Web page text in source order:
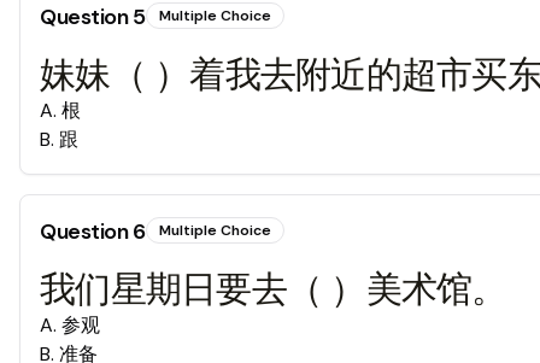
Question5 Multiple Choice
妹妹（ ）着我去附近的超市买
A. 根
B. 跟
Question6 Multiple Choice
我们星期日要去（ ）美术馆。
A. 参观
B. 准备